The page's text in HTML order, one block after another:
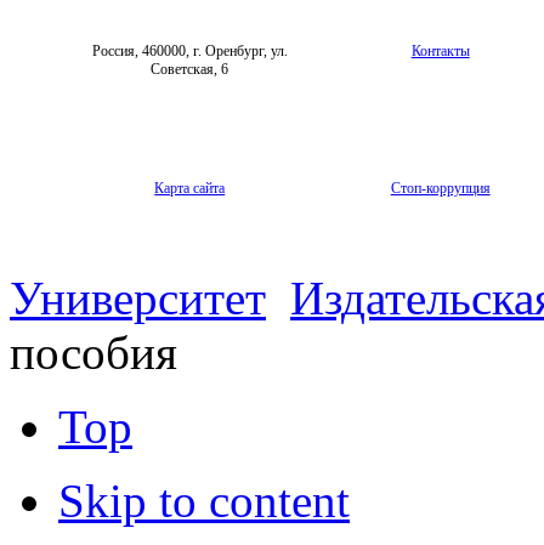
Россия, 460000, г. Оренбург, ул.
Советская, 6
Контакты
Карта сайта Стоп-коррупция
Университет
пособия
Top
Skip to content